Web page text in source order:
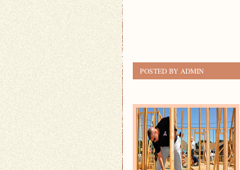
POSTED BY ADMIN